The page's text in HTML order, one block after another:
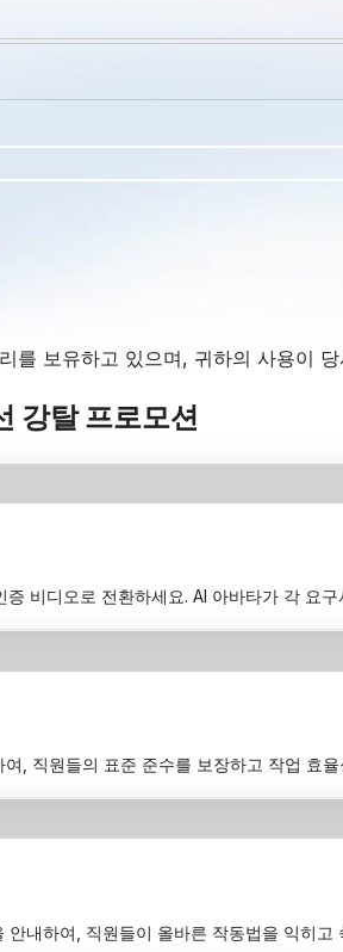
를 보유하고 있으며, 귀하의 사용이 당
강탈 프로모션
비디오로 전환하세요. AI 아바타가 각 요
, 직원들의 표준 준수를 보장하고 작업 효
내하여, 직원들이 올바른 작동법을 익히고